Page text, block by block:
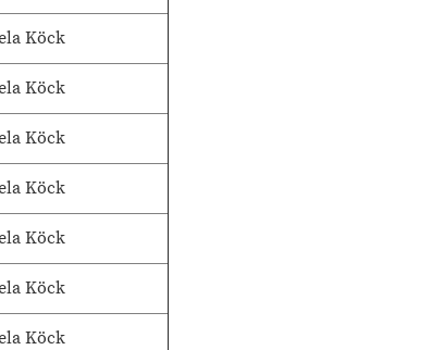
Köck
Köck
Köck
Köck
Köck
Köck
Köck